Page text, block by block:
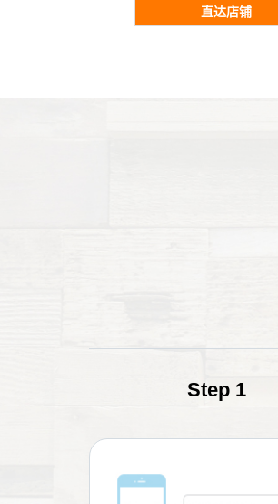
直达店铺
直达店铺
直达店铺
直达店铺
直达店铺
直达店铺
直达店铺
Step 1